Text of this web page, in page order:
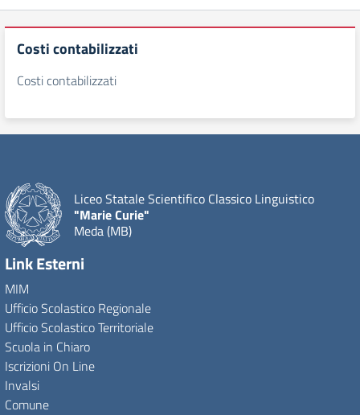
Costi contabilizzati
Costi contabilizzati
Liceo Statale Scientifico Classico Linguistico
"Marie Curie"
Meda (MB)
Link Esterni
MIM
Ufficio Scolastico Regionale
Ufficio Scolastico Territoriale
Scuola in Chiaro
Iscrizioni On Line
Invalsi
Comune